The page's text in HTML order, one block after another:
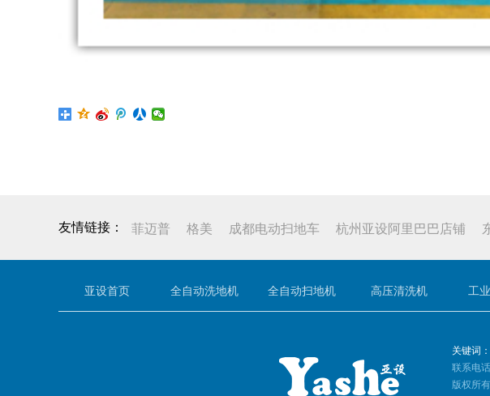
菲迈普 格美 成都电动扫地车 杭州亚设阿里巴巴店铺
亚设首页 全自动洗地机 全自动扫地机 高压清洗机 工
关键词
联系电
版权所